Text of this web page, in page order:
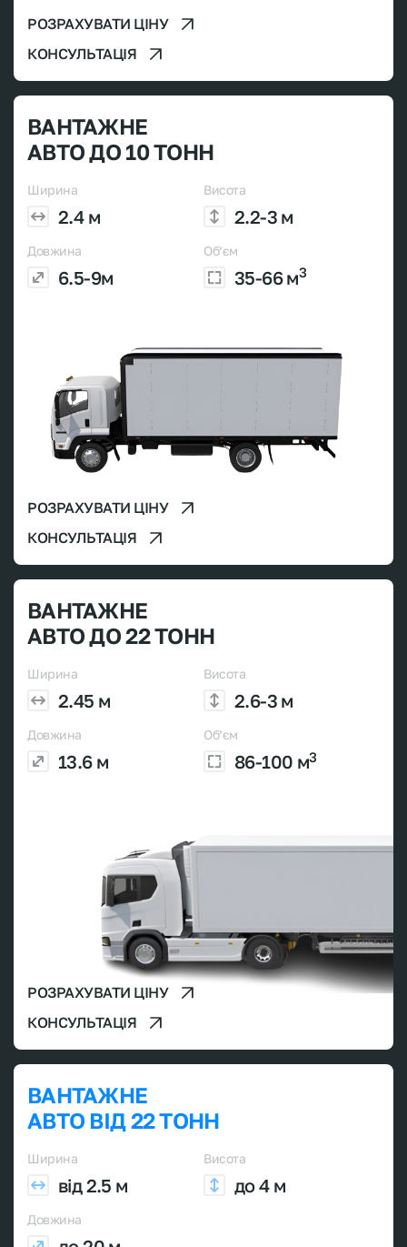
РОЗРАХУВАТИ ЦІНУ
КОНСУЛЬТАЦІЯ
ВАНТАЖНЕ
АВТО ДО 10 ТОНН
Ширина
2.4 м
Висота
2.2-3 м
Довжина
6.5-9м
Об’єм
35-66 м3
РОЗРАХУВАТИ ЦІНУ
КОНСУЛЬТАЦІЯ
ВАНТАЖНЕ
АВТО ДО 22 ТОНН
Ширина
2.45 м
Висота
2.6-3 м
Довжина
13.6 м
Об’єм
86-100 м3
РОЗРАХУВАТИ ЦІНУ
КОНСУЛЬТАЦІЯ
ВАНТАЖНЕ
АВТО ВІД 22 ТОНН
Ширина
від 2.5 м
Висота
до 4 м
Довжина